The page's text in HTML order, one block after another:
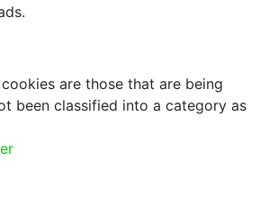
are those that are being
been classified into a category as